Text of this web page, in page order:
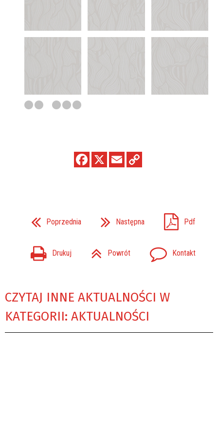
Poprzednia Następna Pdf
Drukuj Powrót Kontakt
CZYTAJ INNE AKTUALNOŚCI W
KATEGORII: AKTUALNOŚCI